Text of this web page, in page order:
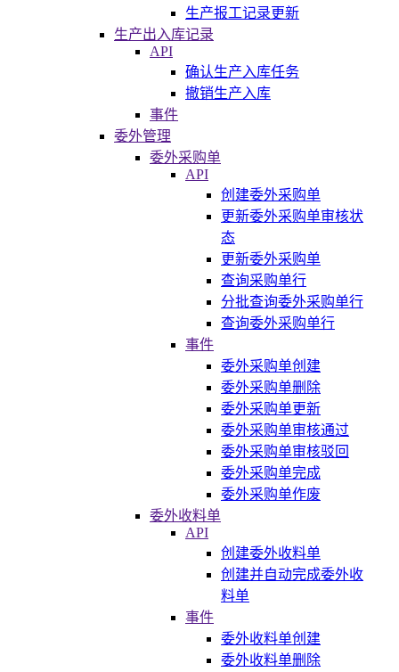
生产报工记录更新
生产出入库记录
API
确认生产入库任务
撤销生产入库
事件
委外管理
委外采购单
API
创建委外采购单
更新委外采购单审核状
态
更新委外采购单
查询采购单行
分批查询委外采购单行
查询委外采购单行
事件
委外采购单创建
委外采购单删除
委外采购单更新
委外采购单审核通过
委外采购单审核驳回
委外采购单完成
委外采购单作废
委外收料单
API
创建委外收料单
创建并自动完成委外收
料单
事件
委外收料单创建
委外收料单删除